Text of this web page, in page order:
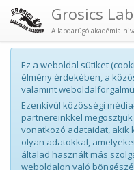
Grosics
A labdarúgó akadémia
Ez a weboldal sütiket
élmény érdekében, a
valamint
Ezenkívül közösségi
partnereinkkel
vonatkozó adataidat, akik
olyan adatokkal,
általad használt más
weboldalon való